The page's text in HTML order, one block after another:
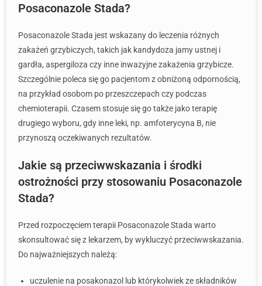
Posaconazole Stada?
Posaconazole Stada jest wskazany do leczenia różnych
zakażeń grzybiczych, takich jak kandydoza jamy ustnej i
gardła, aspergiloza czy inne inwazyjne zakażenia grzybicze.
Szczególnie poleca się go pacjentom z obniżoną odpornością,
na przykład osobom po przeszczepach czy podczas
chemioterapii. Czasem stosuje się go także jako terapię
drugiego wyboru, gdy inne leki, np. amfoterycyna B, nie
przynoszą oczekiwanych rezultatów.
Jakie są przeciwwskazania i środki
ostrożności przy stosowaniu Posaconazole
Stada?
Przed rozpoczęciem terapii Posaconazole Stada warto
skonsultować się z lekarzem, by wykluczyć przeciwwskazania.
Do najważniejszych należą:
uczulenie na posakonazol lub którykolwiek ze składników